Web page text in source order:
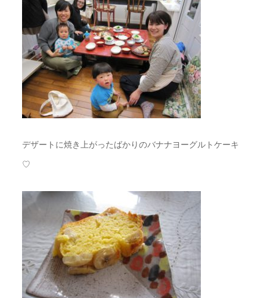
デザートに焼き上がったばかりのバナナヨーグルトケーキ
♡